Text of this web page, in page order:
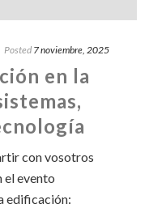
Posted 7 noviembre, 2025
en la
con vosotros
el evento
edificación: